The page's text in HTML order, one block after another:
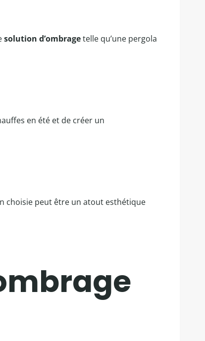
solution d’ombragetelle qu’une pergola
en été et de créer un
choisie peut être un atout esthétique